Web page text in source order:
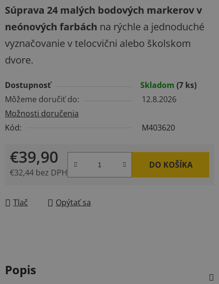
Súprava 24 malých bodových markerov v
neónových farbách na rýchle a jednoduché
vyznačovanie v telocvični alebo školskom
dvore.
Dostupnosť Skladom (7 ks)
Môžeme doručiť do:
12.8.2026
Možnosti doručenia
Kód:
M403620
€39,90
€32,44 bez DPH
DO KOŠÍKA
Tlač Opýtať sa
Popis